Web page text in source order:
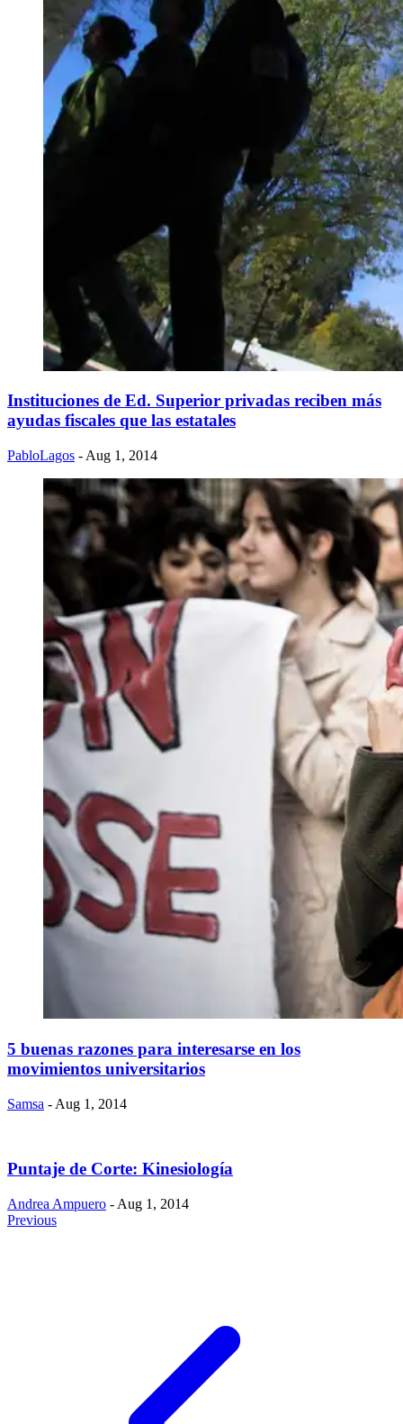
Instituciones de Ed. Superior privadas reciben más
ayudas fiscales que las estatales
PabloLagos - Aug 1, 2014
5 buenas razones para interesarse en los
movimientos universitarios
Samsa - Aug 1, 2014
Puntaje de Corte: Kinesiología
Andrea Ampuero - Aug 1, 2014
Previous